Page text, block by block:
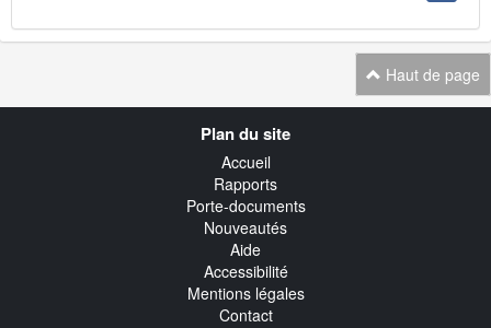
Haut de page
Plan du site
Accueil
Rapports
Porte-documents
Nouveautés
Aide
Accessibilité
Mentions légales
Contact